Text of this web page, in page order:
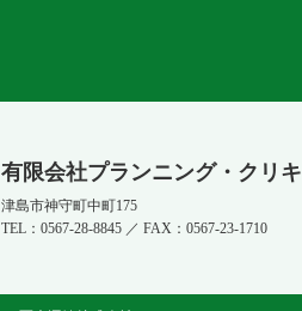
有限会社プランニング・クリキ
津島市神守町中町175
TEL：0567-28-8845 ／ FAX：0567-23-1710